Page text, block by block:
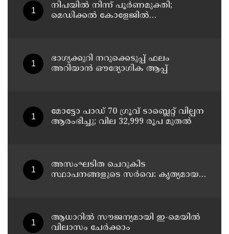
നിപയിൽ നിന്ന് പൂർണമുക്തി;
മെഡിക്കൽ കോളേജിൽ
ഭാഗ്യക്കുറി നറുക്കെടുപ്പ് ഫലം
അറിയാൻ ഔദ്യോഗിക ആപ്പ്
മോട്ടോ പാഡ് 70 ഗ്രൂവ് ടാബ്ലെറ്റ് വില്പന
ആരംഭിച്ചു; വില 32,999 രൂപ മുതൽ
അസംഘടിത ചെറുകിട
സ്ഥാപനങ്ങളുടെ സർവെ: കൃത്യമായ
ആധാറിൽ സൗജന്യമായി ഇ-മെയിൽ
വിലാസം ചേർക്കാം